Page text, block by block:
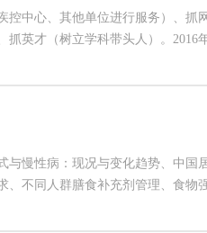
中心、其他单位进行服务）、抓
英才（树立学科带头人）。2016
与慢性病：现况与变化趋势、中国
、不同人群膳食补充剂管理、食物